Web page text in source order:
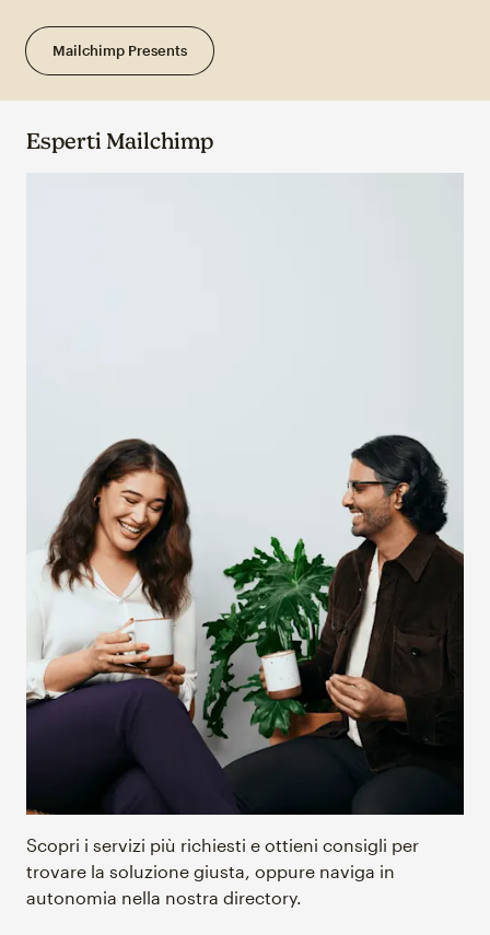
Mailchimp Presents
Esperti Mailchimp
Scopri i servizi più richiesti e ottieni consigli per
trovare la soluzione giusta, oppure naviga in
autonomia nella nostra directory.